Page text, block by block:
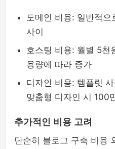
도메인 비용: 일반적으
사이
호스팅 비용: 월별 5천
용량에 따라 증가
디자인 비용: 템플릿
맞춤형 디자인 시 100
추가적인 비용 고려
단순히 블로그 구축 비용